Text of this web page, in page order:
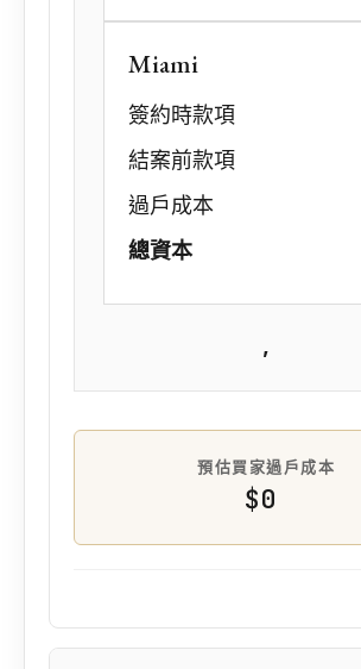
Miami
簽約時款項
結案前款項
過戶成本
總資本
預估買家過戶成本
$0